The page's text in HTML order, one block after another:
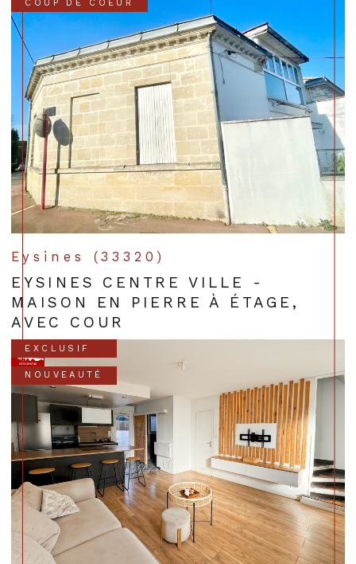
COUP DE COEUR
Eysines (33320)
EYSINES CENTRE VILLE -
MAISON EN PIERRE À ÉTAGE,
AVEC COUR
EXCLUSIF
NOUVEAUTÉ